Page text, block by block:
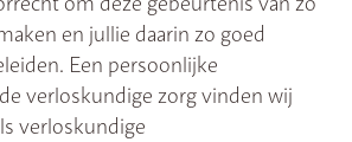
en jullie daarin zo goed
Een persoonlijke
verloskundige zorg vinden wij
verloskundige